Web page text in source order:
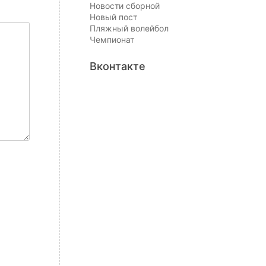
Новости сборной
Новый пост
Пляжный волейбол
Чемпионат
Вконтакте